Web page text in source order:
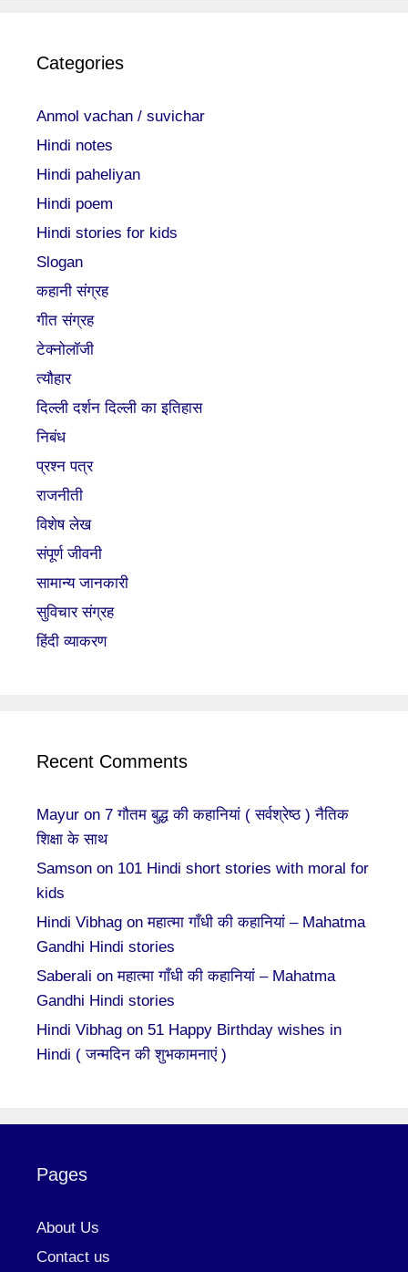
Categories
Anmol vachan / suvichar
Hindi notes
Hindi paheliyan
Hindi poem
Hindi stories for kids
Slogan
कहानी संग्रह
गीत संग्रह
टेक्नोलॉजी
त्यौहार
दिल्ली दर्शन दिल्ली का इतिहास
निबंध
प्रश्न पत्र
राजनीती
विशेष लेख
संपूर्ण जीवनी
सामान्य जानकारी
सुविचार संग्रह
हिंदी व्याकरण
Recent Comments
Mayur on 7 गौतम बुद्ध की कहानियां ( सर्वश्रेष्ठ ) नैतिक
शिक्षा के साथ
Samson on 101 Hindi short stories with moral for
kids
Hindi Vibhag onमहात्मा गाँधी की कहानियां – Mahatma
Gandhi Hindi stories
Saberali onमहात्मा गाँधी की कहानियां – Mahatma
Gandhi Hindi stories
Hindi Vibhag on 51 Happy Birthday wishes in
Hindi ( जन्मदिन की शुभकामनाएं )
Pages
About Us
Contact us